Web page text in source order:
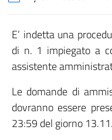
E’ indetta una
di n. 1 impiegato a
assistente
Le domande di
dovranno essere
23:59 del giorno